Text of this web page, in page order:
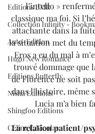
Editions BMR
Collection Infinity -
Auto-Edition
Hugo New Romance
Editions Butterfly
Nisha Editions
Shingfoo Editions
Céline E.Nicolas
l’intello »
classique ma foi. Si
attachante dans la
la situation met du
Eros a eu du mal à
trouvé dommage que
de Florence ne soit
dans l’histoire, même
Lucia m’a bien
La relation patient/